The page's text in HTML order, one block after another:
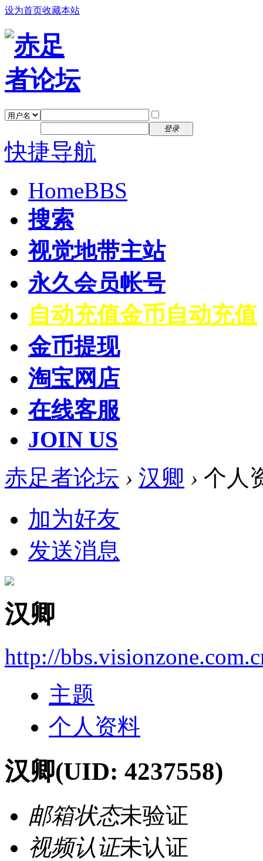
设为首页收藏本站
登录
快捷导航
HomeBBS
搜索
视觉地带主站
永久会员帐号
自动充值金币自动充值
金币提现
淘宝网店
在线客服
JOIN US
赤足者论坛 › 汉卿 › 个人
加为好友
发送消息
汉卿
http://
主题
个人资料
汉卿(UID: 4237558)
邮箱状态未验证
视频认证未认证